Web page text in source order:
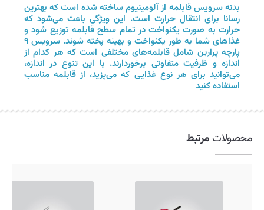
بدنه سرویس قابلمه از آلومینیوم ساخته شده است که بهترین
رسانا برای انتقال حرارت است. این ویژگی باعث می‌شود که
حرارت به صورت یکنواخت در تمام سطح قابلمه توزیع شود و
غذاهای شما به طور یکنواخت و بهینه پخته شوند. سرویس ۹
پارچه پرارین شامل قابلمه‌های مختلفی است که هر کدام از
اندازه و ظرفیت متفاوتی برخوردارند. با این تنوع در اندازه،
می‌توانید برای هر نوع غذایی که می‌پزید، از قابلمه مناسب
استفاده کنید
محصولات مرتبط